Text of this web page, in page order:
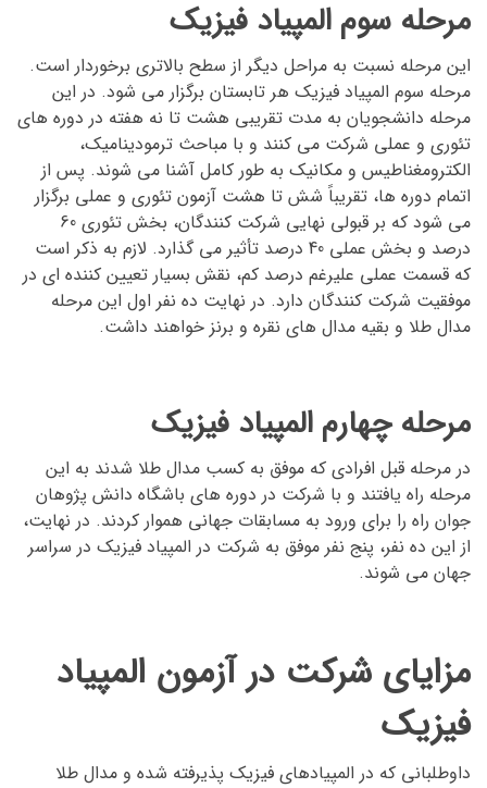
مرحله سوم المپیاد فیزیک
این مرحله نسبت به مراحل دیگر از سطح بالاتری برخوردار است.
مرحله سوم المپیاد فیزیک هر تابستان برگزار می شود. در این
مرحله دانشجویان به مدت تقریبی هشت تا نه هفته در دوره های
تئوری و عملی شرکت می کنند و با مباحث ترمودینامیک،
الکترومغناطیس و مکانیک به طور کامل آشنا می شوند. پس از
اتمام دوره ها، تقریباً شش تا هشت آزمون تئوری و عملی برگزار
می شود که بر قبولی نهایی شرکت کنندگان، بخش تئوری 60
درصد و بخش عملی 40 درصد تأثیر می گذارد. لازم به ذکر است
که قسمت عملی علیرغم درصد کم، نقش بسیار تعیین کننده ای در
موفقیت شرکت کنندگان دارد. در نهایت ده نفر اول این مرحله
مدال طلا و بقیه مدال های نقره و برنز خواهند داشت.
مرحله چهارم المپیاد فیزیک
در مرحله قبل افرادی که موفق به کسب مدال طلا شدند به این
مرحله راه یافتند و با شرکت در دوره های باشگاه دانش پژوهان
جوان راه را برای ورود به مسابقات جهانی هموار کردند. در نهایت،
از این ده نفر، پنج نفر موفق به شرکت در المپیاد فیزیک در سراسر
جهان می شوند.
مزایای شرکت در آزمون المپیاد
فیزیک
داوطلبانی که در المپیادهای فیزیک پذیرفته شده و مدال طلا